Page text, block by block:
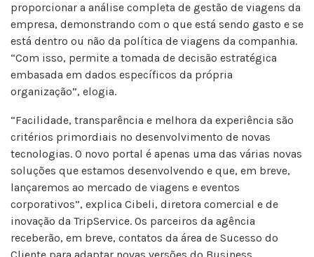
proporcionar a análise completa de gestão de viagens da
empresa, demonstrando com o que está sendo gasto e se
está dentro ou não da política de viagens da companhia.
“Com isso, permite a tomada de decisão estratégica
embasada em dados específicos da própria
organização”, elogia.
“Facilidade, transparência e melhora da experiência são
critérios primordiais no desenvolvimento de novas
tecnologias. O novo portal é apenas uma das várias novas
soluções que estamos desenvolvendo e que, em breve,
lançaremos ao mercado de viagens e eventos
corporativos”, explica Cibeli, diretora comercial e de
inovação da TripService. Os parceiros da agência
receberão, em breve, contatos da área de Sucesso do